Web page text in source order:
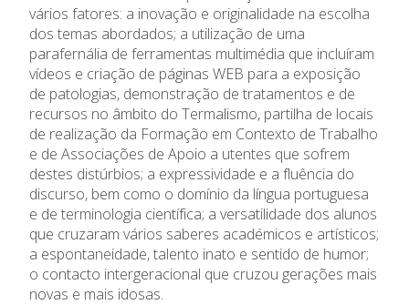
Privacidade
Ano Letivo
Admissão
Informações
APEE
Notícias
vários fatores: a inovação e originalidade na escolha
dos temas abordados; a utilização de uma
parafernália de ferramentas multimédia que incluíram
vídeos e criação de páginas WEB para a exposição
de patologias, demonstração de tratamentos e de
recursos no âmbito do Termalismo, partilha de locais
de realização da Formação em Contexto de Trabalho
e de Associações de Apoio a utentes que sofrem
destes distúrbios; a expressividade e a fluência do
discurso, bem como o domínio da língua portuguesa
e de terminologia científica; a versatilidade dos alunos
que cruzaram vários saberes académicos e artísticos;
a espontaneidade, talento inato e sentido de humor;
o contacto intergeracional que cruzou gerações mais
novas e mais idosas.